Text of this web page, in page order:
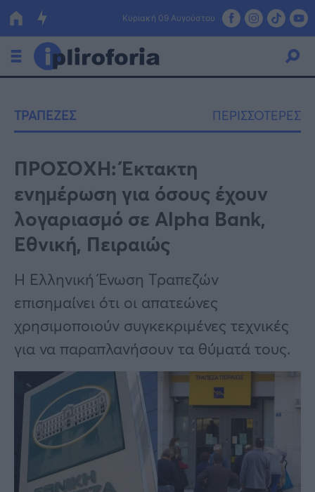
Κυριακή 09 Αυγούστου
Οικονομία
Πολιτική
Τράπεζες
Επιδοτήσεις
Κόσμος
Lifestyle
Αθλητικά
Υγεία
Γυναίκα
Καιρός
ΤΡΑΠΕΖΕΣ ΠΕΡΙΣΣΟΤΕΡΕΣ
ΠPOΣΟXH: Έκτακτη
ενημέρωση για όσους έχουν
λoγαριασμό σε Alpha Bank,
Εθνική, Πειραιώς
Η Ελληνική Ένωση Τραπεζών
επισημαίνει ότι οι απατεώνες
χρησιμοποιούν συγκεκριμένες τεχνικές
για να παραπλανήσουν τα θύματά τους.